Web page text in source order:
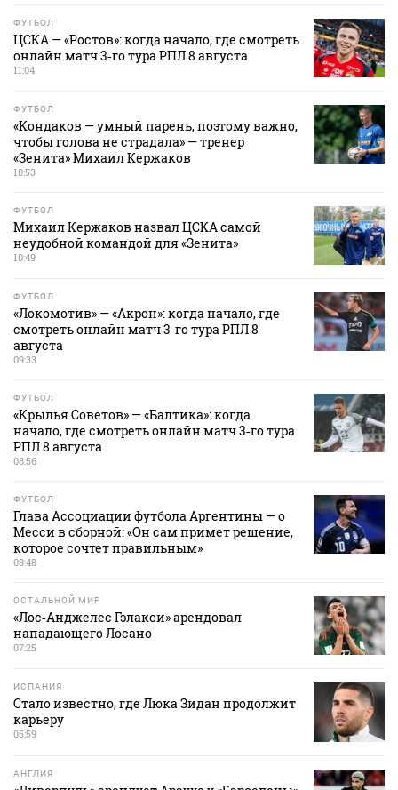
ФУТБОЛ
ЦСКА — «Ростов»: когда начало, где смотреть
онлайн матч 3‑го тура РПЛ 8 августа
11:04
ФУТБОЛ
«Кондаков — умный парень, поэтому важно,
чтобы голова не страдала» — тренер
«Зенита» Михаил Кержаков
10:53
ФУТБОЛ
Михаил Кержаков назвал ЦСКА самой
неудобной командой для «Зенита»
10:49
ФУТБОЛ
«Локомотив» — «Акрон»: когда начало, где
смотреть онлайн матч 3‑го тура РПЛ 8
августа
09:33
ФУТБОЛ
«Крылья Советов» — «Балтика»: когда
начало, где смотреть онлайн матч 3‑го тура
РПЛ 8 августа
08:56
ФУТБОЛ
Глава Ассоциации футбола Аргентины — о
Месси в сборной: «Он сам примет решение,
которое сочтет правильным»
08:48
ОСТАЛЬНОЙ МИР
«Лос‑Анджелес Гэлакси» арендовал
нападающего Лосано
07:25
ИСПАНИЯ
Стало известно, где Люка Зидан продолжит
карьеру
05:59
АНГЛИЯ